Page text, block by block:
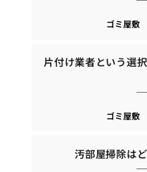
ゴミ屋敷
片付け業者という選
ゴミ屋敷
汚部屋掃除は